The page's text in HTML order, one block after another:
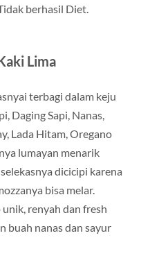
berhasil Diet.
Lima
terbagi dalam keju
Daging Sapi, Nanas,
Lada Hitam, Oregano
lumayan menarik
dicicipi karena
bisa melar.
renyah dan fresh
buah nanas dan sayur